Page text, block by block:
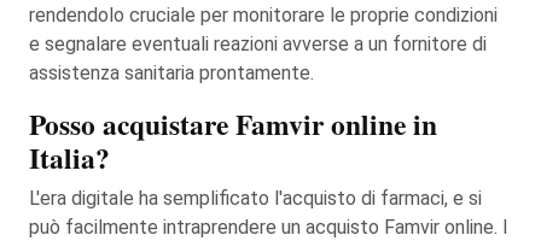
rendendolo cruciale per monitorare le proprie condizioni
e segnalare eventuali reazioni avverse a un fornitore di
assistenza sanitaria prontamente.
Posso acquistare Famvir online in
Italia?
L'era digitale ha semplificato l'acquisto di farmaci, e si
può facilmente intraprendere un acquisto Famvir online. I